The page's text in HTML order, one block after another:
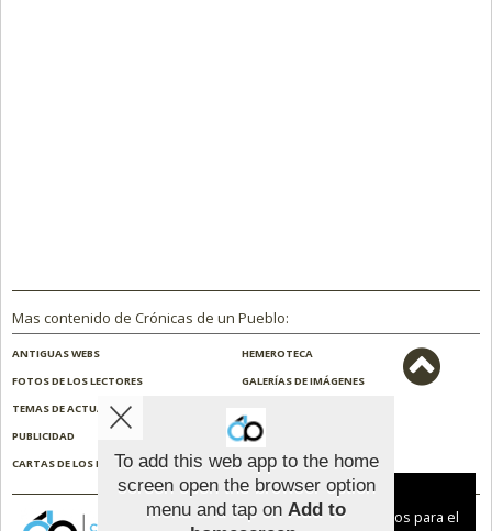
Mas contenido de Crónicas de un Pueblo:
ANTIGUAS WEBS
HEMEROTECA
FOTOS DE LOS LECTORES
GALERÍAS DE IMÁGENES
TEMAS DE ACTUALIDAD
PUBLICIDAD
CONTACTO
CARTAS DE LOS LECTORES
ENCUESTAS
To add this web app to the home
screen open the browser option
menu and tap on Add to
Aviso sobre el Uso de cookies:
Utilizamos cookies nuestras y de terceros para el